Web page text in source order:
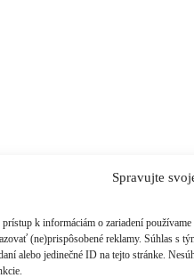
Spravujte
prístup k informáciám o zariadení
(ne)prispôsobené reklamy. Súhlas s
alebo jedinečné ID na tejto stránke.